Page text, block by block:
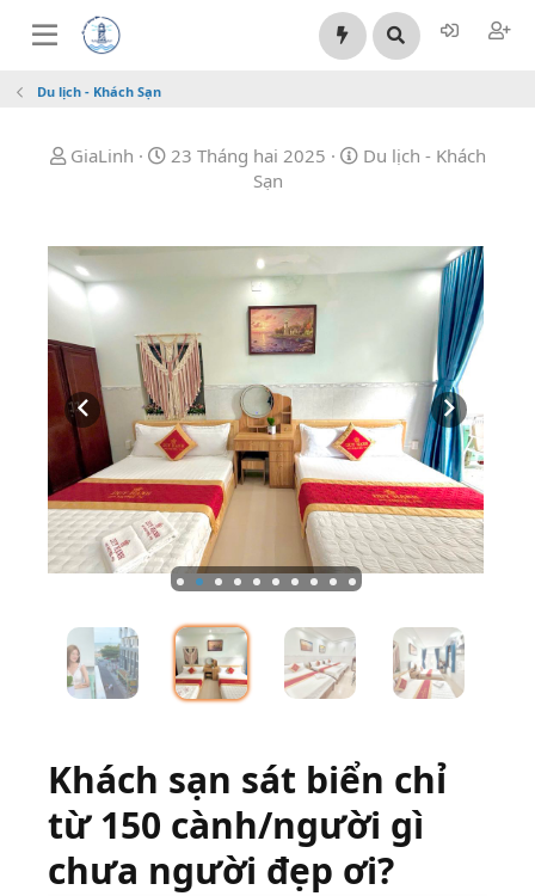
Du lịch - Khách Sạn
B
ầ
u
GiaLinh
N
đ
ầ
u
23 Tháng hai 2025
C
Du lịch - Khách
Sạn
Khách sạn sát biển chỉ
từ 150 cành/người gì
chưa người đẹp ơi?